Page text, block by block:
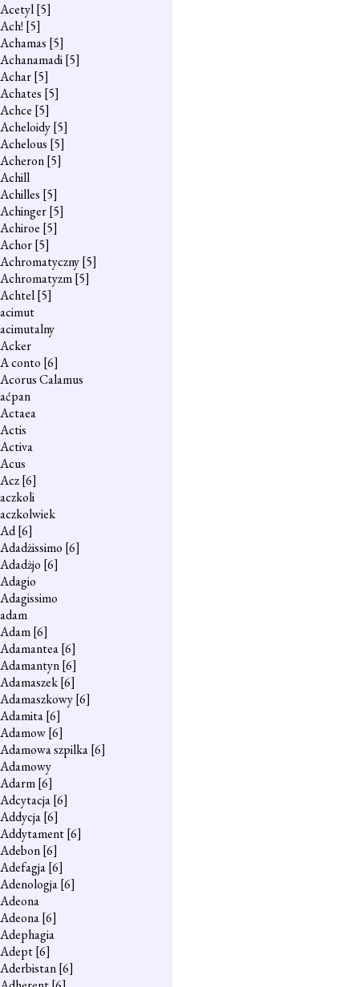
Acetyl[5]
Ach! [5]
Achamas [5]
Achanamadi[5]
Achar[5]
Achates [5]
Achce [5]
Acheloidy[5]
Achelous [5]
Acheron[5]
Achill
Achilles [5]
Achinger[5]
Achiroe [5]
Achor[5]
Achromatyczny[5]
Achromatyzm[5]
Achtel[5]
acimut
acimutalny
Acker
A conto [6]
Acorus Calamus
aćpan
Actaea
Actis
Activa
Acus
Acz[6]
aczkoli
aczkolwiek
Ad[6]
Adadżissimo [6]
Adadżjo [6]
Adagio
Adagissimo
adam
Adam[6]
Adamantea[6]
Adamantyn[6]
Adamaszek[6]
Adamaszkowy[6]
Adamita[6]
Adamow[6]
Adamowa szpilka[6]
Adamowy
Adarm[6]
Adcytacja[6]
Addycja[6]
Addytament[6]
Adebon[6]
Adefagja[6]
Adenologja[6]
Adeona
Adeona[6]
Adephagia
Adept[6]
Aderbistan[6]